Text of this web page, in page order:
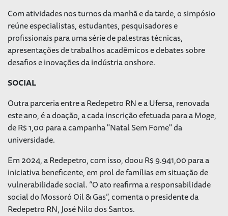
Com atividades nos turnos da manhã e da tarde, o simpósio
reúne especialistas, estudantes, pesquisadores e
profissionais para uma série de palestras técnicas,
apresentações de trabalhos acadêmicos e debates sobre
desafios e inovações da indústria onshore.
SOCIAL
Outra parceria entre a Redepetro RN e a Ufersa, renovada
este ano, é a doação, a cada inscrição efetuada para a Moge,
de R$ 1,00 para a campanha "Natal Sem Fome" da
universidade.
Em 2024, a Redepetro, com isso, doou R$ 9.941,00 para a
iniciativa beneficente, em prol de famílias em situação de
vulnerabilidade social. “O ato reafirma a responsabilidade
social do Mossoró Oil & Gas”, comenta o presidente da
Redepetro RN, José Nilo dos Santos.